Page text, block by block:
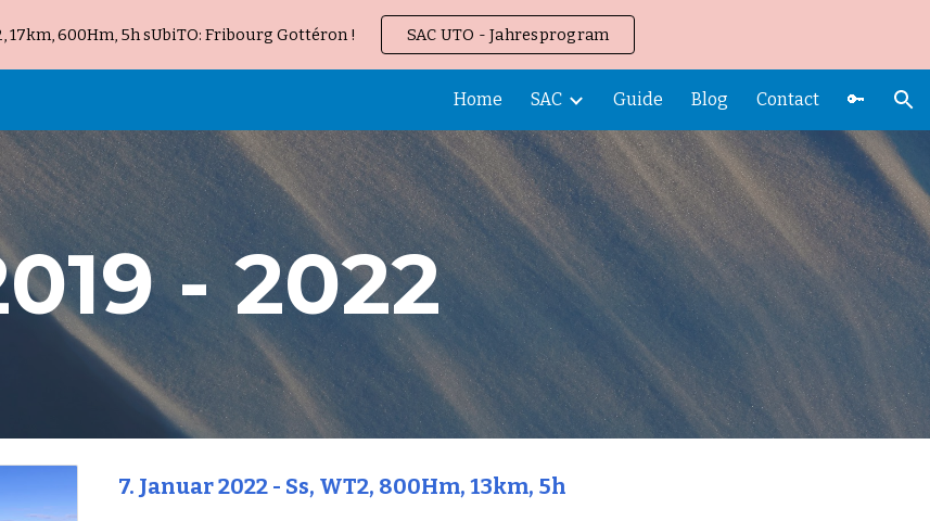
content Skip to navigation
17km, 600Hm, 5h sUbiTO: Fribourg Gottéron ! SAC UTO - Jahresprogram
Home SAC Guide Blog Contact 🔑
- 2022
7. Januar 2022 - Ss, WT2, 800Hm, 13km, 5h